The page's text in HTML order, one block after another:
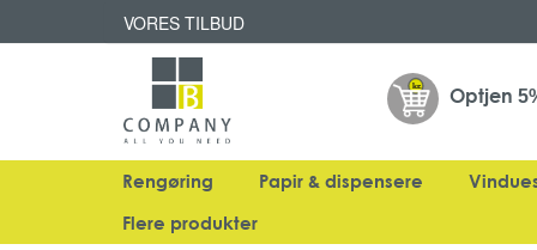
VORES TILBUD
Optjen
Rengøring Papir & dispensere
Flere produkter